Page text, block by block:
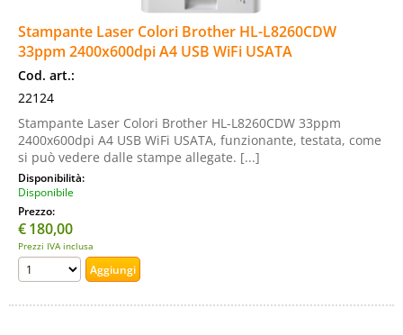
Stampante Laser Colori Brother HL-L8260CDW
33ppm 2400x600dpi A4 USB WiFi USATA
Cod. art.:
22124
Stampante Laser Colori Brother HL-L8260CDW 33ppm
2400x600dpi A4 USB WiFi USATA, funzionante, testata, come
si può vedere dalle stampe allegate. [...]
Disponibilità:
Disponibile
Prezzo:
€180,00
Prezzi IVA inclusa